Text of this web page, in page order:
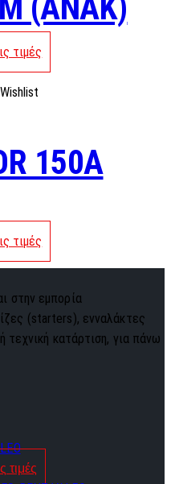
τιμές
150A
τιμές
στην εμπορία
(starters), ενναλάκτες
τεχνική κατάρτιση, για πάνω
τιμές